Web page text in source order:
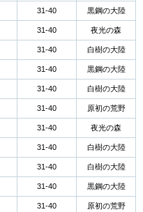
31-40 黒鋼の大陸
31-40 夜光の森
31-40 白樹の大陸
31-40 黒鋼の大陸
31-40 白樹の大陸
31-40 原初の荒野
31-40 夜光の森
31-40 白樹の大陸
31-40 白樹の大陸
31-40 黒鋼の大陸
31-40 原初の荒野